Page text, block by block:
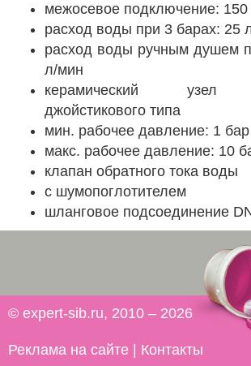
межосевое подключение:
расход воды при 3 барах: 25
расход воды ручным душем
л/мин
керамический узел
джойстикового типа
мин. рабочее давление: 1 бар
макс. рабочее давление: 10
клапан обратного тока воды
с шумопоглотителем
шланговое подсоединение
© expert-sib.ru, 2010 – 2026
Реклама на сайте Контакты